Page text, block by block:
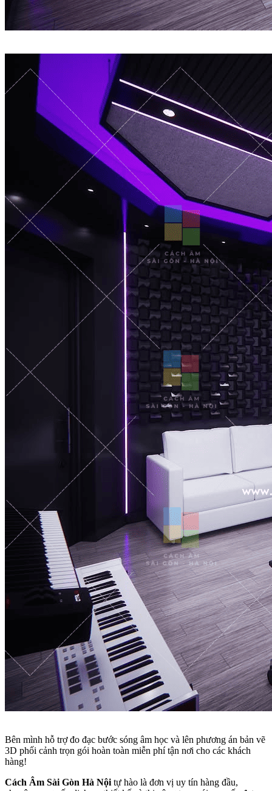
Bên mình hỗ trợ đo đạc bước sóng âm học và lên phương án bản vẽ
3D phối cảnh trọn gói hoàn toàn miễn phí tận nơi cho các khách
hàng!
Cách Âm Sài Gòn Hà Nội tự hào là đơn vị uy tín hàng đầu,